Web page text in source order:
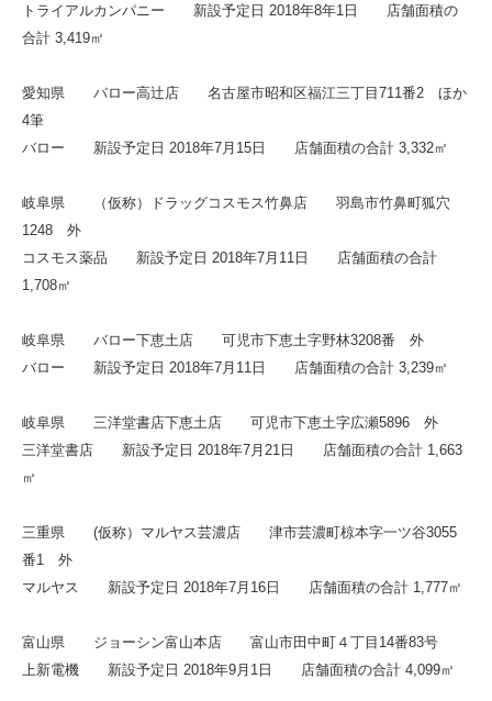
トライアルカンパニー 新設予定日 2018年8年1日 店舗面積の
合計 3,419㎡
愛知県 バロー高辻店 名古屋市昭和区福江三丁目711番2 ほか
4筆
バロー 新設予定日 2018年7月15日 店舗面積の合計 3,332㎡
岐阜県 （仮称）ドラッグコスモス竹鼻店 羽島市竹鼻町狐穴
1248 外
コスモス薬品 新設予定日 2018年7月11日 店舗面積の合計
1,708㎡
岐阜県 バロー下恵土店 可児市下恵土字野林3208番 外
バロー 新設予定日 2018年7月11日 店舗面積の合計 3,239㎡
岐阜県 三洋堂書店下恵土店 可児市下恵土字広瀬5896 外
三洋堂書店 新設予定日 2018年7月21日 店舗面積の合計 1,663
㎡
三重県 (仮称）マルヤス芸濃店 津市芸濃町椋本字一ツ谷3055
番1 外
マルヤス 新設予定日 2018年7月16日 店舗面積の合計 1,777㎡
富山県 ジョーシン富山本店 富山市田中町４丁目14番83号
上新電機 新設予定日 2018年9月1日 店舗面積の合計 4,099㎡